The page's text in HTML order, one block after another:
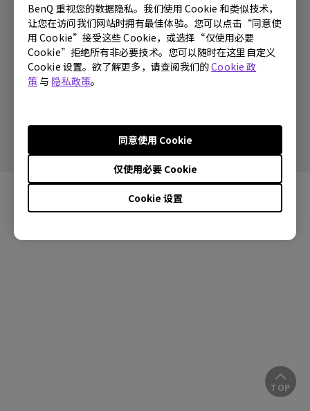
BenQ 重视您的数据隐私。我们使用 Cookie 和类似技术，
让您在访问我们网站时拥有最佳体验。您可以点击“同意使
用 Cookie”接受这些 Cookie，或选择“仅使用必要
Cookie”拒绝所有非必要技术。您可以随时在这里自定义
Cookie 设置。欲了解更多，请查阅我们的Cookie 政
策 与 隐私政策。
Cookie 设置
仅使用必要 Cookie
同意使用 Cookie
加入我们
档案下载与常见问题
联系客服
Copyright © 2024 BenQ. All rights reserved.
使用条款 隐私政策 联系客服 进出口遵循
China - 简体中文
TOP